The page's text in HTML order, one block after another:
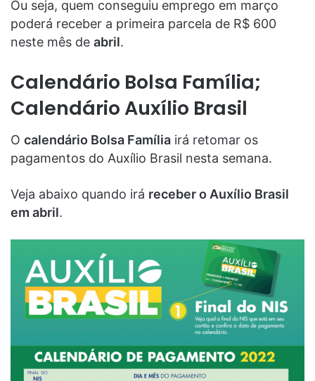
Ou seja, quem conseguiu emprego em março
poderá receber a primeira parcela de R$ 600
neste mês de abril.
Calendário Bolsa Família;
Calendário Auxílio Brasil
O calendário Bolsa Família irá retomar os
pagamentos do Auxílio Brasil nesta semana.
Veja abaixo quando irá receber o Auxílio Brasil
em abril.